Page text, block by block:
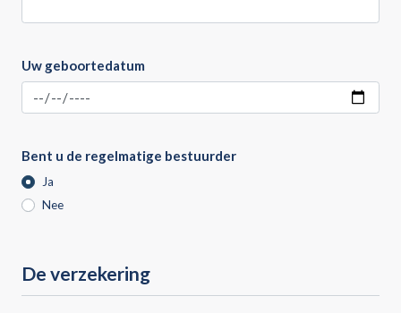
Uw geboortedatum
Bent u de regelmatige bestuurder
Ja
Nee
De verzekering